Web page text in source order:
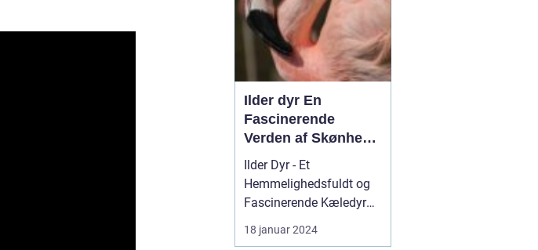
blandt reptilentusiaster.
I...
Ilder dyr En
Fascinerende
Verden af Skønhed
og Energi
Ilder Dyr - Et
Hemmelighedsfuldt og
Fascinerende Kæledyr
Hvad er en Ilder? Det er
en drø...
18 januar 2024